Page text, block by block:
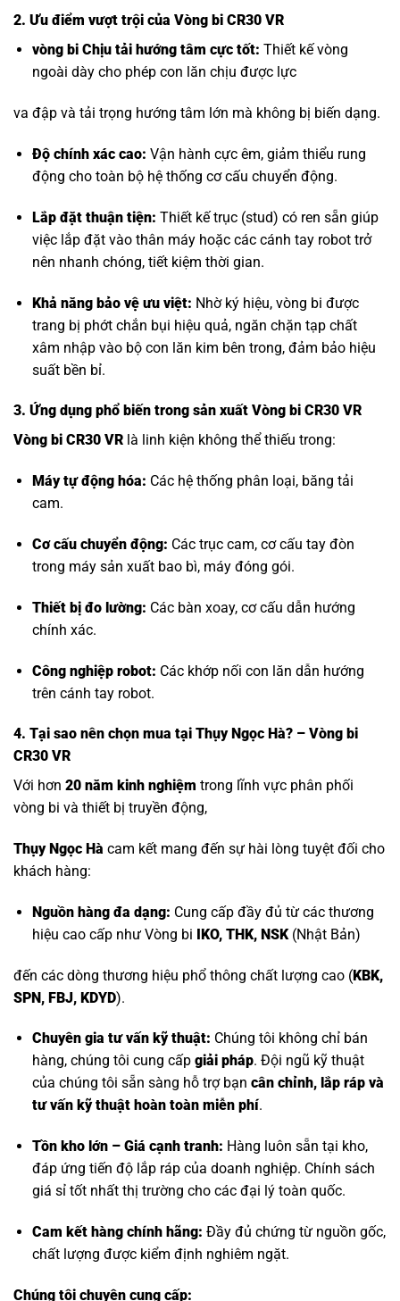
2. Ưu điểm vượt trội của Vòng bi CR30 VR
vòng bi Chịu tải hướng tâm cực tốt: Thiết kế vòng
ngoài dày cho phép con lăn chịu được lực
va đập và tải trọng hướng tâm lớn mà không bị biến dạng.
Độ chính xác cao: Vận hành cực êm, giảm thiểu rung
động cho toàn bộ hệ thống cơ cấu chuyển động.
Lắp đặt thuận tiện: Thiết kế trục (stud) có ren sẵn giúp
việc lắp đặt vào thân máy hoặc các cánh tay robot trở
nên nhanh chóng, tiết kiệm thời gian.
Khả năng bảo vệ ưu việt: Nhờ ký hiệu, vòng bi được
trang bị phớt chắn bụi hiệu quả, ngăn chặn tạp chất
xâm nhập vào bộ con lăn kim bên trong, đảm bảo hiệu
suất bền bỉ.
3. Ứng dụng phổ biến trong sản xuất Vòng bi CR30 VR
Vòng bi CR30 VR là linh kiện không thể thiếu trong:
Máy tự động hóa: Các hệ thống phân loại, băng tải
cam.
Cơ cấu chuyển động: Các trục cam, cơ cấu tay đòn
trong máy sản xuất bao bì, máy đóng gói.
Thiết bị đo lường: Các bàn xoay, cơ cấu dẫn hướng
chính xác.
Công nghiệp robot: Các khớp nối con lăn dẫn hướng
trên cánh tay robot.
4. Tại sao nên chọn mua tại Thụy Ngọc Hà? – Vòng bi
CR30 VR
Với hơn 20 năm kinh nghiệm trong lĩnh vực phân phối
vòng bi và thiết bị truyền động,
Thụy Ngọc Hà cam kết mang đến sự hài lòng tuyệt đối cho
khách hàng:
Nguồn hàng đa dạng: Cung cấp đầy đủ từ các thương
hiệu cao cấp nhưVòng bi IKO, THK, NSK(Nhật Bản)
đến các dòng thương hiệu phổ thông chất lượng cao (KBK,
SPN, FBJ, KDYD).
Chuyên gia tư vấn kỹ thuật: Chúng tôi không chỉ bán
hàng, chúng tôi cung cấp giải pháp. Đội ngũ kỹ thuật
của chúng tôi sẵn sàng hỗ trợ bạn cân chỉnh, lắp ráp và
tư vấn kỹ thuật hoàn toàn miễn phí.
Tồn kho lớn – Giá cạnh tranh: Hàng luôn sẵn tại kho,
đáp ứng tiến độ lắp ráp của doanh nghiệp. Chính sách
giá sỉ tốt nhất thị trường cho các đại lý toàn quốc.
Cam kết hàng chính hãng: Đầy đủ chứng từ nguồn gốc,
chất lượng được kiểm định nghiêm ngặt.
Chúng tôi chuyên cung cấp: